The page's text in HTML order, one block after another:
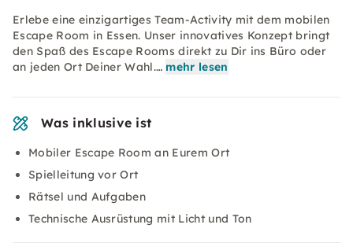
Erlebe eine einzigartiges Team-Activity mit dem mobilen
Escape Room in Essen. Unser innovatives Konzept bringt
den Spaß des Escape Rooms direkt zu Dir ins Büro oder
an jeden Ort Deiner Wahl.… mehr lesen
Was inklusive ist
Mobiler Escape Room an Eurem Ort
Spielleitung vor Ort
Rätsel und Aufgaben
Technische Ausrüstung mit Licht und Ton